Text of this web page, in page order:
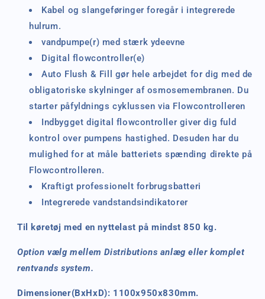
Kabel og slangeføringer foregår i integrerede
hulrum.
vandpumpe(r) med stærk ydeevne
Digital flowcontroller(e)
Auto Flush & Fill gør hele arbejdet for dig med de
obligatoriske skylninger af osmosemembranen. Du
starter påfyldnings cyklussen via Flowcontrolleren
Indbygget digital flowcontroller giver dig fuld
kontrol over pumpens hastighed. Desuden har du
mulighed for at måle batteriets spænding direkte på
Flowcontrolleren.
Kraftigt professionelt forbrugsbatteri
Integrerede vandstandsindikatorer
Til køretøj med en nyttelast på mindst 850 kg.
Option vælg mellem Distributions anlæg eller komplet
rentvands system.
Dimensioner(BxHxD): 1100x950x830mm.